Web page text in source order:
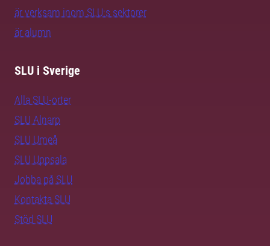
är verksam inom SLU:s sektorer
är alumn
SLU i Sverige
Alla SLU-orter
SLU Alnarp
SLU Umeå
SLU Uppsala
Jobba på SLU
Kontakta SLU
Stöd SLU